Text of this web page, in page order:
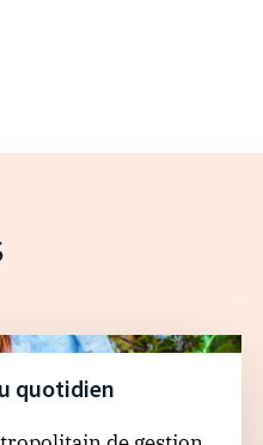
quotidien